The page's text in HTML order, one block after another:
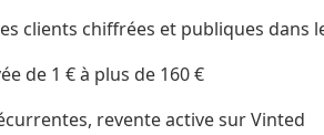
clients chiffrées et publiques dans
de 1 € à plus de 160 €
revente active sur Vinted